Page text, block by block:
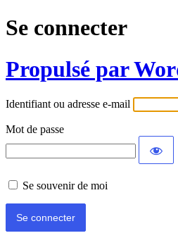
Se connecter
Propulsé par
Identifiant ou adresse e-mail
Mot de passe
Se souvenir de moi